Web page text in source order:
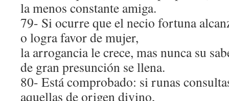
la menos constante amiga.
79- Si ocurre que el necio fortuna
o logra favor de mujer,
la arrogancia le crece, mas nunca su
de gran presunción se llena.
80- Está comprobado: si runas
aquellas de origen divino,